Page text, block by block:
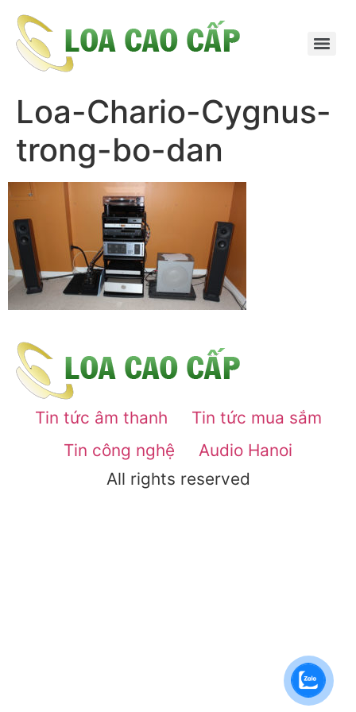
Loa-Chario-Cygnus-
trong-bo-dan
Tin tức âm thanh
Tin tức mua sắm
Tin công nghệ
Audio Hanoi
All rights reserved